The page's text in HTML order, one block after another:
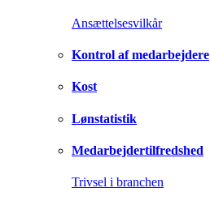
Ansættelsesvilkår
Kontrol af medarbejdere
Kost
Lønstatistik
Medarbejdertilfredshed
Trivsel i branchen